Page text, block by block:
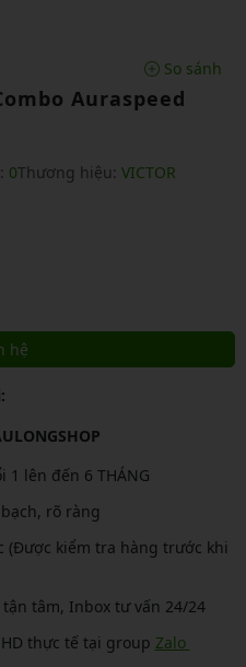
So sánh
Auraspeed
0Thương hiệu: VICTOR
hệ
1 lên đến 6 THÁNG
rõ ràng
(Được kiểm tra hàng trước khi
tâm, Inbox tư vấn 24/24
thực tế tại group Zalo